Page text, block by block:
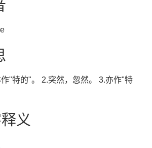
作"特的"。 2.突然，忽然。 3.亦作"特
义